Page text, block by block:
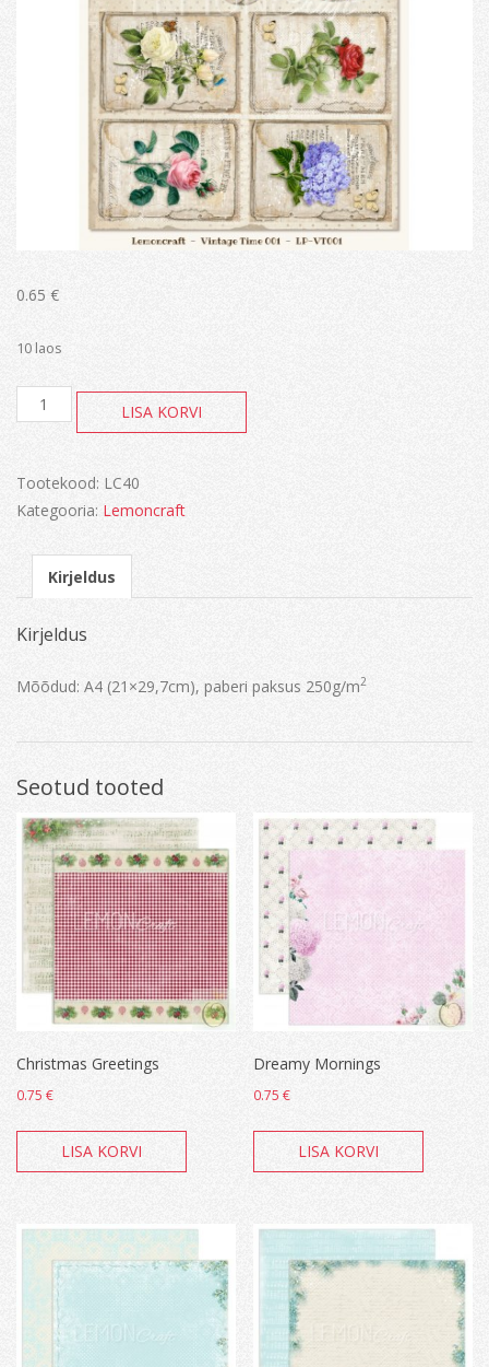
0.65 €
10 laos
Vintage
time
LISA KORVI
Tootekood: LC40
Kategooria: Lemoncraft
Kirjeldus
Kirjeldus
Mõõdud: A4 (21×29,7cm), paberi paksus 250g/m2
Seotud tooted
Christmas Greetings
0.75 €
LISA KORVI
Dreamy Mornings
0.75€
LISA KORVI